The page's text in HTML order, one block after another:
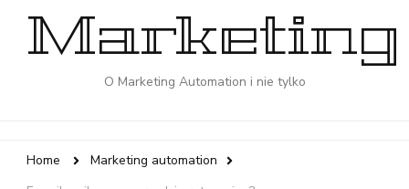
Marketing
O Marketing Automation i nie tylko
Home
Marketing automation